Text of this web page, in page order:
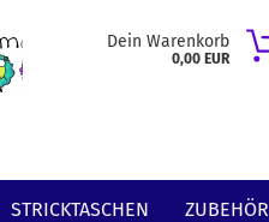
Dein Warenkorb
0,00 EUR
STRICKTASCHEN ZUBEHÖR